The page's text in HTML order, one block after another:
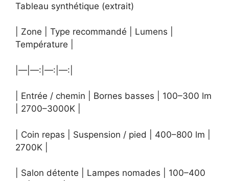
Tableau synthétique (extrait)
| Zone | Type recommandé | Lumens |
Température |
|—|—:|—:|—:|
| Entrée / chemin | Bornes basses | 100–300 lm
| 2700–3000K |
| Coin repas | Suspension / pied | 400–800 lm |
2700K |
| Salon détente | Lampes nomades | 100–400